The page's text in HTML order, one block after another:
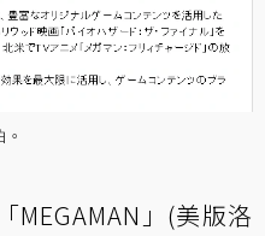
MEGAMAN」(美版洛